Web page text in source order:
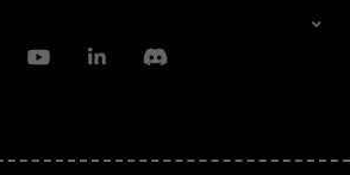
YoutubeLinkedinDiscord